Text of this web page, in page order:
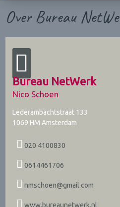
Over Bureau
Bureau NetWerk
Nico Schoen
Lederambachtstraat 133
1069 HM Amsterdam
020 4100830
0614461706
nmschoen@gmail.com
www.bureaunetwerk.nl